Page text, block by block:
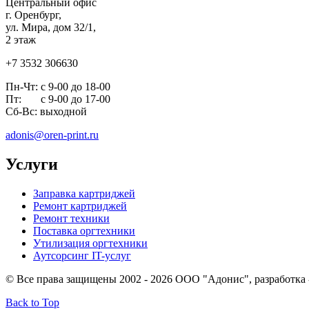
Центральный офис
г. Оренбург,
ул. Мира, дом 32/1,
2 этаж
+7 3532 306630
Пн-Чт: с 9-00 до 18-00
Пт: с 9-00 до 17-00
Сб-Вс: выходной
adonis@oren-print.ru
Услуги
Заправка картриджей
Ремонт картриджей
Ремонт техники
Поставка оргтехники
Утилизация оргтехники
Аутсорсинг IT-услуг
© Все права защищены 2002 - 2026 ООО "Адонис",
Back to Top